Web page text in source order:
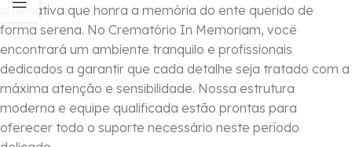
alternativa que honra a memória do ente querido de
forma serena. No Crematório In Memoriam, você
encontrará um ambiente tranquilo e profissionais
dedicados a garantir que cada detalhe seja tratado com a
máxima atenção e sensibilidade. Nossa estrutura
moderna e equipe qualificada estão prontas para
oferecer todo o suporte necessário neste período